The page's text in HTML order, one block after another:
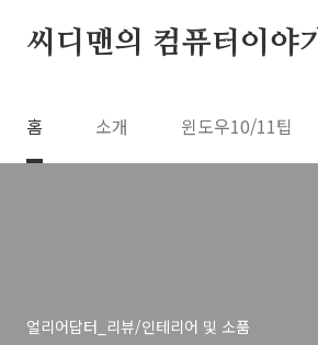
씨디맨의 컴퓨터이야기
홈 소개 윈도우10/11팁
얼리어답터_리뷰/인테리어 및 소품